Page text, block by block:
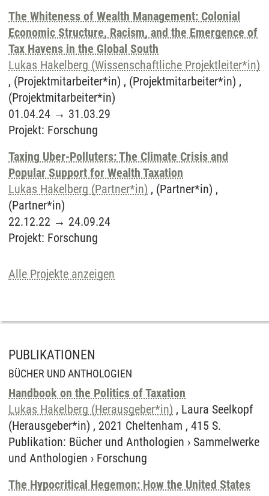
The Whiteness of Wealth Management: Colonial
Economic Structure, Racism, and the Emergence of
Tax Havens in the Global South
Lukas Hakelberg (Wissenschaftliche Projektleiter*in)
, (Projektmitarbeiter*in) , (Projektmitarbeiter*in) ,
(Projektmitarbeiter*in)
01.04.24 → 31.03.29
Projekt: Forschung
Taxing Uber-Polluters: The Climate Crisis and
Popular Support for Wealth Taxation
Lukas Hakelberg (Partner*in) , (Partner*in) ,
(Partner*in)
22.12.22 → 24.09.24
Projekt: Forschung
Alle Projekte anzeigen
PUBLIKATIONEN
BÜCHER UND ANTHOLOGIEN
Handbook on the Politics of Taxation
Lukas Hakelberg (Herausgeber*in) , Laura Seelkopf
(Herausgeber*in) , 2021 Cheltenham , 415 S.
Publikation: Bücher und Anthologien › Sammelwerke
und Anthologien › Forschung
The Hypocritical Hegemon: How the United States